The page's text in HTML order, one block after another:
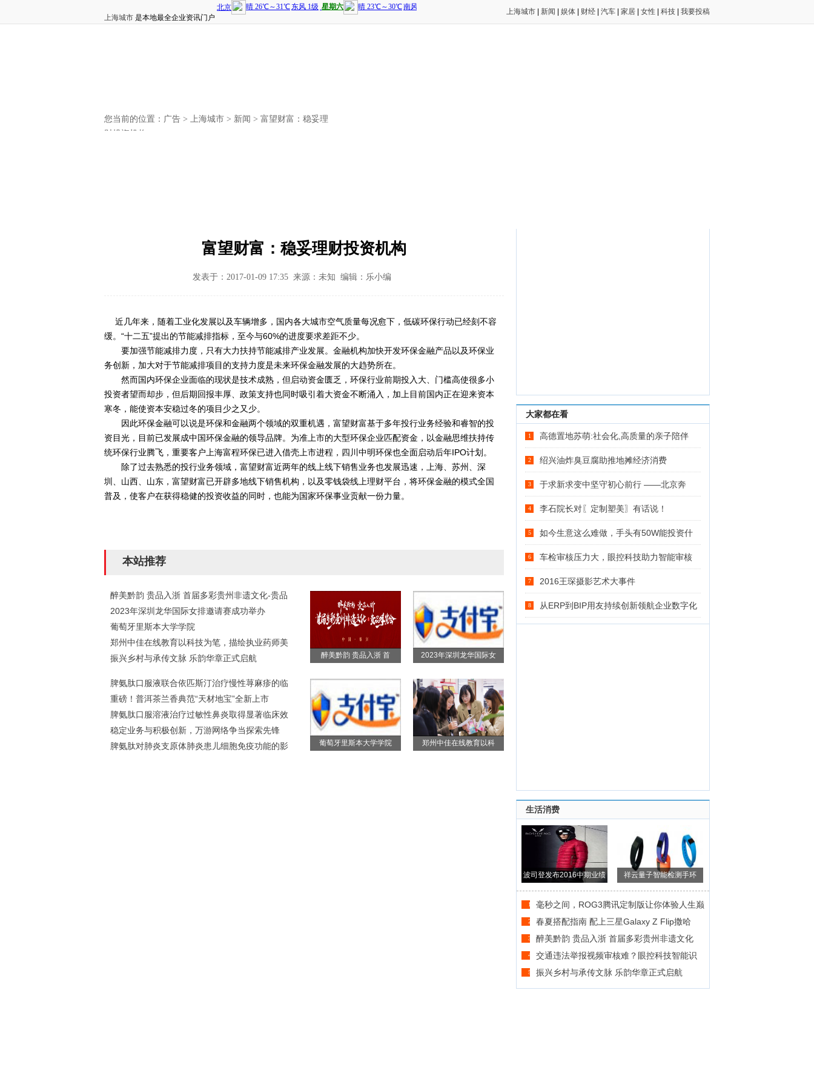
上海城市 是本地最全企业资讯门户
上海城市 新闻 娱体 财经 汽车 家居 女性 科技 我要投稿
您当前的位置： 广告 > 上海城市 > 新闻 > 富望财富：稳妥理
财投资机构
富望财富：稳妥理财投资机构
发表于：2017-01-09 17:35 来源：未知 编辑：乐小编
近几年来，随着工业化发展以及车辆增多，国内各大城市空气质量每况愈下，低碳环保行动已经刻不容
缓。“十二五”提出的节能减排指标，至今与60%的进度要求差距不少。
要加强节能减排力度，只有大力扶持节能减排产业发展。金融机构加快开发环保金融产品以及环保业
务创新，加大对于节能减排项目的支持力度是未来环保金融发展的大趋势所在。
然而国内环保企业面临的现状是技术成熟，但启动资金匮乏，环保行业前期投入大、门槛高使很多小
投资者望而却步，但后期回报丰厚、政策支持也同时吸引着大资金不断涌入，加上目前国内正在迎来资本
寒冬，能使资本安稳过冬的项目少之又少。
因此环保金融可以说是环保和金融两个领域的双重机遇，富望财富基于多年投行业务经验和睿智的投
资目光，目前已发展成中国环保金融的领导品牌。为准上市的大型环保企业匹配资金，以金融思维扶持传
统环保行业腾飞，重要客户上海富程环保已进入借壳上市进程，四川中明环保也全面启动后年IPO计划。
除了过去熟悉的投行业务领域，富望财富近两年的线上线下销售业务也发展迅速，上海、苏州、深
圳、山西、山东，富望财富已开辟多地线下销售机构，以及零钱袋线上理财平台，将环保金融的模式全国
普及，使客户在获得稳健的投资收益的同时，也能为国家环保事业贡献一份力量。
本站推荐
醉美黔韵 贵品入浙 首届多彩贵州非遗文化-贵品
2023年深圳龙华国际女排邀请赛成功举办
葡萄牙里斯本大学学院
郑州中佳在线教育以科技为笔，描绘执业药师美
振兴乡村与承传文脉 乐韵华章正式启航
脾氨肽口服液联合依匹斯汀治疗慢性荨麻疹的临
重磅！普洱茶兰香典范“天材地宝”全新上市
脾氨肽口服溶液治疗过敏性鼻炎取得显著临床效
稳定业务与积极创新，万游网络争当探索先锋
脾氨肽对肺炎支原体肺炎患儿细胞免疫功能的影
醉美黔韵 贵品入浙 首 2023年深圳龙华国际女
葡萄牙里斯本大学学院 郑州中佳在线教育以科
大家都在看
1 高德置地苏萌:社会化,高质量的亲子陪伴
2 绍兴油炸臭豆腐助推地摊经济消费
3 于求新求变中坚守初心前行 ——北京奔
4 李石院长对〖定制塑美〗有话说！
5 如今生意这么难做，手头有50W能投资什
6 车检审核压力大，眼控科技助力智能审核
7 2016王琛摄影艺术大事件
8 从ERP到BIP用友持续创新领航企业数字化
生活消费
波司登发布2016中期业绩
营收净利双增
祥云量子智能检测手环
——健康小使者
1 毫秒之间，ROG3腾讯定制版让你体验人生巅
2 春夏搭配指南 配上三星Galaxy Z Flip撒哈
3 醉美黔韵 贵品入浙 首届多彩贵州非遗文化
4 交通违法举报视频审核难？眼控科技智能识
5 振兴乡村与承传文脉 乐韵华章正式启航